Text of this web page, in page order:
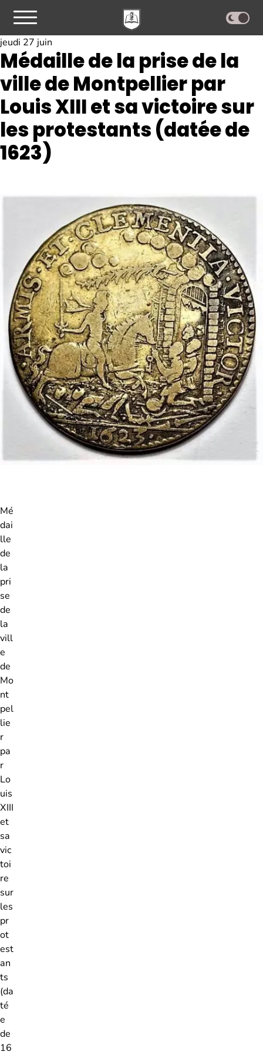
Médaille de la prise de la
ville de Montpellier par
Louis XIII et sa victoire sur
les protestants (datée de
1623)
jeudi 27 juin
Mé
dai
lle
de
la
pri
se
de
la
vill
e
de
Mo
nt
pel
lie
r
pa
r
Lo
uis
XIII
et
sa
vic
toi
re
sur
les
pr
ot
est
an
ts
(da
té
e
de
16